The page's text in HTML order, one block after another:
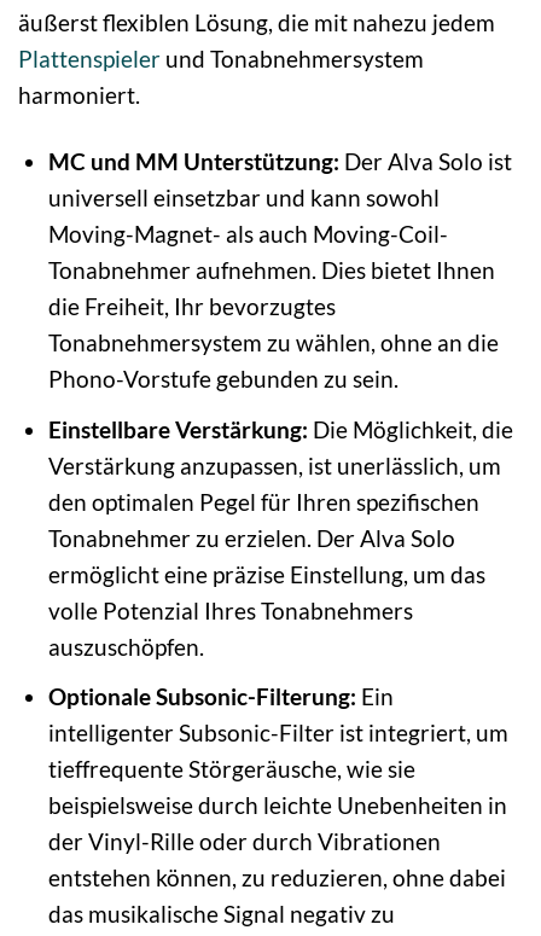
äußerst flexiblen Lösung, die mit nahezu jedem
Plattenspieler und Tonabnehmersystem
harmoniert.
MC und MM Unterstützung: Der Alva Solo ist
universell einsetzbar und kann sowohl
Moving-Magnet- als auch Moving-Coil-
Tonabnehmer aufnehmen. Dies bietet Ihnen
die Freiheit, Ihr bevorzugtes
Tonabnehmersystem zu wählen, ohne an die
Phono-Vorstufe gebunden zu sein.
Einstellbare Verstärkung: Die Möglichkeit, die
Verstärkung anzupassen, ist unerlässlich, um
den optimalen Pegel für Ihren spezifischen
Tonabnehmer zu erzielen. Der Alva Solo
ermöglicht eine präzise Einstellung, um das
volle Potenzial Ihres Tonabnehmers
auszuschöpfen.
Optionale Subsonic-Filterung: Ein
intelligenter Subsonic-Filter ist integriert, um
tieffrequente Störgeräusche, wie sie
beispielsweise durch leichte Unebenheiten in
der Vinyl-Rille oder durch Vibrationen
entstehen können, zu reduzieren, ohne dabei
das musikalische Signal negativ zu